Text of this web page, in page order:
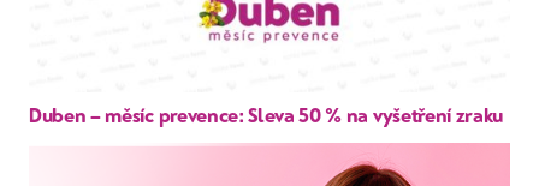
Duben – měsíc prevence: Sleva 50 % na vyšetření zraku